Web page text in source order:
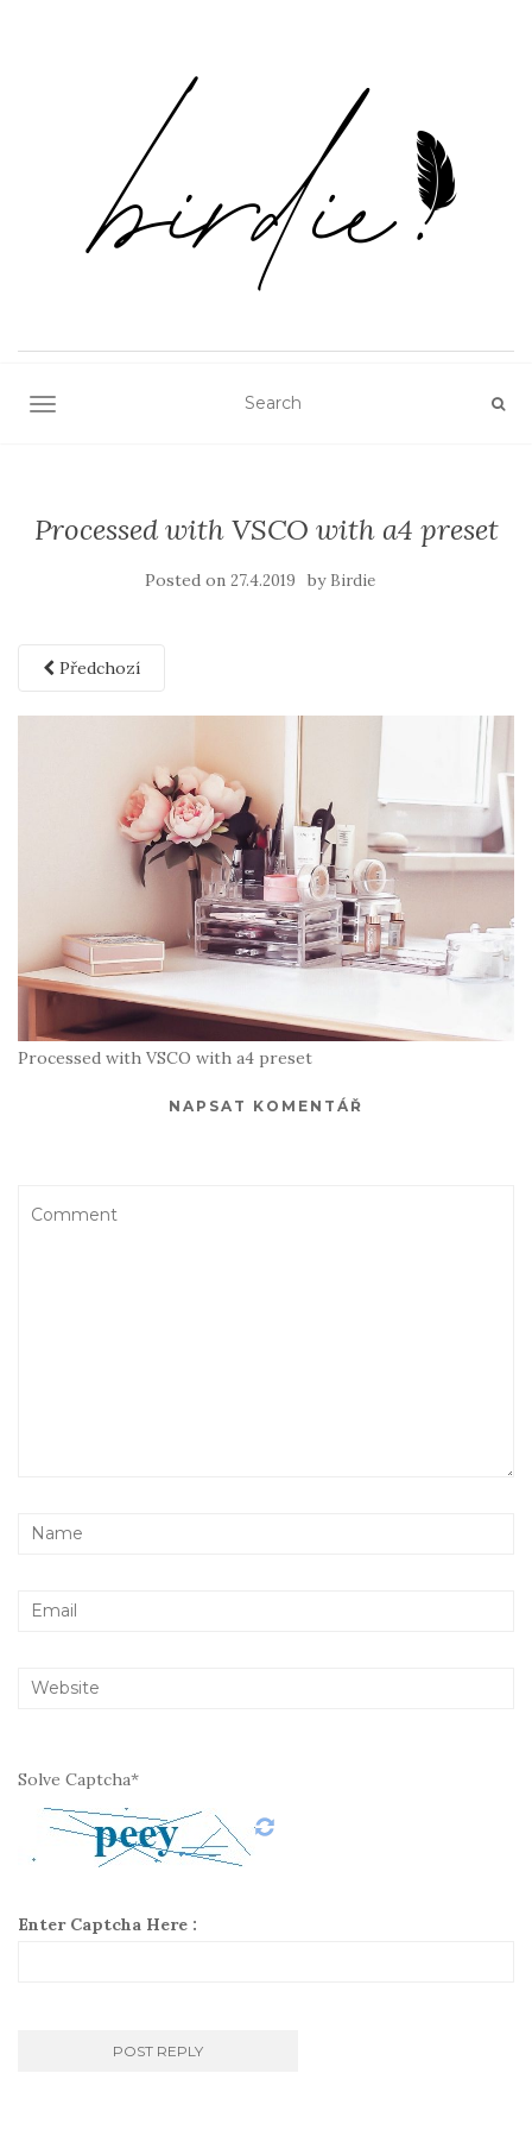
TOGGLE NAVIGATION
Processed with VSCO with a4 preset
Posted on 27.4.2019 by Birdie
Předchozí
Processed with VSCO with a4 preset
NAPSAT KOMENTÁŘ
Solve Captcha*
Enter Captcha Here :